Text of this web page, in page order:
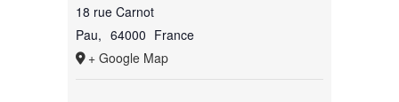
18 rue Carnot
Pau, 64000 France
+ Google Map